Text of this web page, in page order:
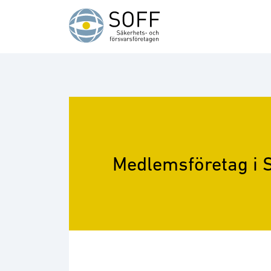
Hoppa till innehåll
Medlemsföretag i